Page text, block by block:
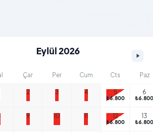
Eylül 2026
Çar Per Cum Cts Paz
2 3 4 5
₺6.800
6
₺6.800
9 10 11 12
₺6.800
13
₺6.800